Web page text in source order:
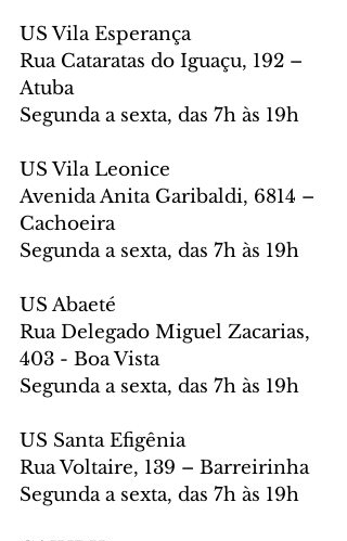
US Vila Esperança
Rua Cataratas do Iguaçu, 192 –
Atuba
Segunda a sexta, das 7h às 19h
US Vila Leonice
Avenida Anita Garibaldi, 6814 –
Cachoeira
Segunda a sexta, das 7h às 19h
US Abaeté
Rua Delegado Miguel Zacarias,
403 - Boa Vista
Segunda a sexta, das 7h às 19h
US Santa Efigênia
Rua Voltaire, 139 – Barreirinha
Segunda a sexta, das 7h às 19h